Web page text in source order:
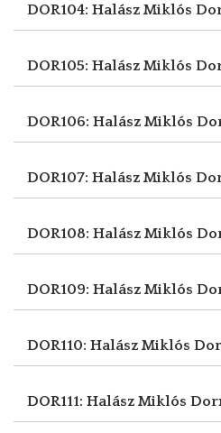
DOR104: Halász Miklós
DOR105: Halász Miklós
DOR106: Halász Miklós
DOR107: Halász Miklós
DOR108: Halász Miklós
DOR109: Halász Miklós
DOR110: Halász Miklós
DOR111: Halász Miklós